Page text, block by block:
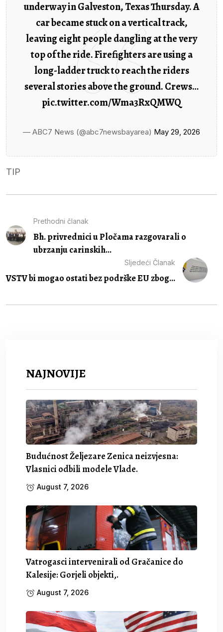
underway in Galveston, Texas Thursday. A
car became stuck on a vertical track,
leaving eight people dangling at the very
top of the ride. Firefighters are using a
long-ladder truck to reach the riders
several stories above the ground. Crews…
pic.twitter.com/Wma3RxQMWQ
— ABC7 News (@abc7newsbayarea) May 29, 2026
TIP
Prethodni članak
Bh. privrednici u Pločama razgovarali o
ubrzanju carinskih...
Sljedeći Članak
VSTV bi mogao ostati bez podrške EU zbog...
NAJNOVIJE
Budućnost Željezare Zenica neizvjesna:
Vlasnici odbili modele Vlade.
August 7, 2026
Vatrogasci intervenirali od Gračanice do
Kalesije: Gorjeli objekti,.
August 7, 2026